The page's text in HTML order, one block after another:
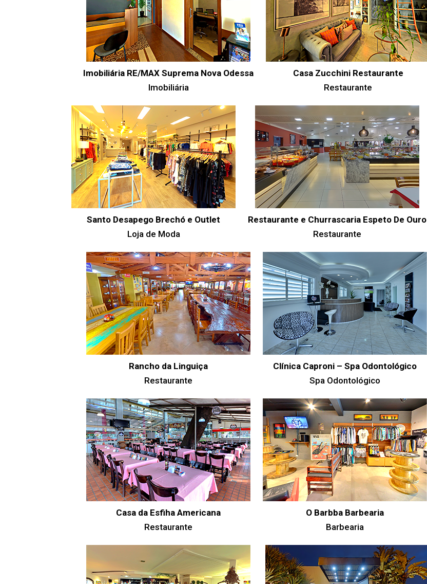
Imobiliária RE/MAX Suprema Nova Odessa
Imobiliária
Casa Zucchini Restaurante
Restaurante
Santo Desapego Brechó e Outlet
Loja de Moda
Restaurante e Churrascaria Espeto De Ouro
Restaurante
Rancho da Linguiça
Restaurante
Clínica Caproni – Spa Odontológico
Spa Odontológico
Casa da Esfiha Americana
Restaurante
O Barbba Barbearia
Barbearia